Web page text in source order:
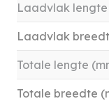
Laadvlak lengte
Laadvlak
Totale lengte
Totale breedte